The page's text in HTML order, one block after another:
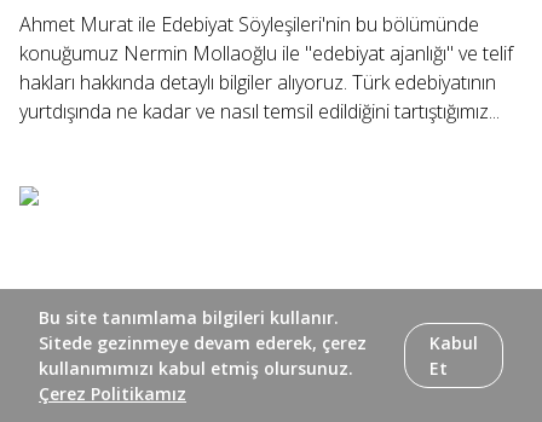
Ahmet Murat ile Edebiyat Söyleşileri'nin bu bölümünde
konuğumuz Nermin Mollaoğlu ile "edebiyat ajanlığı" ve telif
hakları hakkında detaylı bilgiler alıyoruz. Türk edebiyatının
yurtdışında ne kadar ve nasıl temsil edildiğini tartıştığımız...
Bu site tanımlama bilgileri kullanır.
Sitede gezinmeye devam ederek, çerez
kullanımımızı kabul etmiş olursunuz.
Çerez Politikamız
Kabul
Et